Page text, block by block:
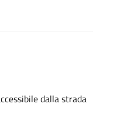
dalla strada